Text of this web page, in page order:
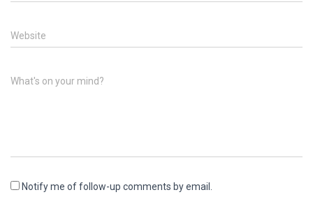
Website
What's on your mind?
Notify me of follow-up comments by email.